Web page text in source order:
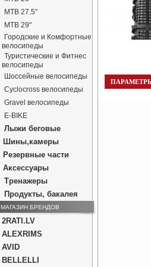
MTB 27.5"
MTB 29"
Городские и Комфортные
велосипеды
Туристические и Фитнес
велосипеды
Шоссейные велосипеды
Cyclocross велосипеды
Gravel велосипеды
E-BIKE
Лыжи беговые
Шины,камеры
Резервные части
Аксессуары
Тренажеры
Продукты, бакалея
МАГАЗИН БРЕНДОВ
2RATI.LV
ALEXRIMS
AVID
BELLELLI